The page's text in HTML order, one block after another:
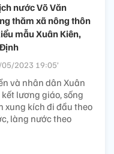
nước Võ Văn
thăm xã nông thôn
mẫu Xuân Kiên,
2023 19:05’
và nhân dân Xuân
lương giáo, sống
xung kích đi đầu theo
làng nước theo